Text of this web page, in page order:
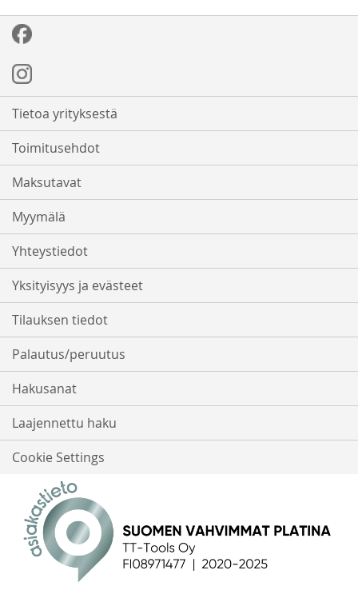
Tietoa yrityksestä
Toimitusehdot
Maksutavat
Myymälä
Yhteystiedot
Yksityisyys ja evästeet
Tilauksen tiedot
Palautus/peruutus
Hakusanat
Laajennettu haku
Cookie Settings